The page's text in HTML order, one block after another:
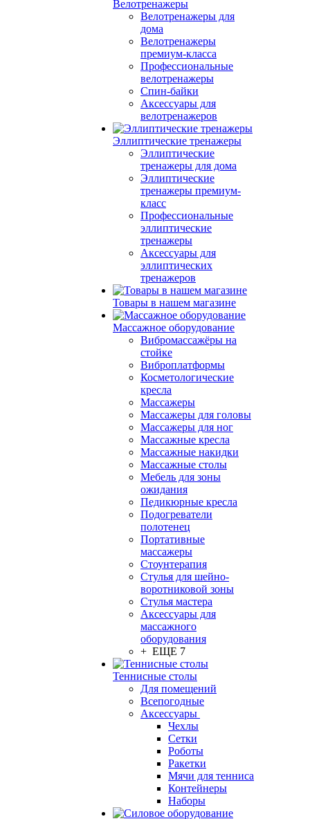
Велотренажеры
Велотренажеры для
дома
Велотренажеры
премиум-класса
Профессиональные
велотренажеры
Спин-байки
Аксессуары для
велотренажеров
Эллиптические тренажеры
Эллиптические
тренажеры для дома
Эллиптические
тренажеры премиум-
класс
Профессиональные
эллиптические
тренажеры
Аксессуары для
эллиптических
тренажеров
Товары в нашем магазине
Массажное оборудование
Вибромассажёры на
стойке
Виброплатформы
Косметологические
кресла
Массажеры
Массажеры для головы
Массажеры для ног
Массажные кресла
Массажные накидки
Массажные столы
Мебель для зоны
ожидания
Педикюрные кресла
Подогреватели
полотенец
Портативные
массажеры
Стоунтерапия
Стулья для шейно-
воротниковой зоны
Стулья мастера
Аксессуары для
массажного
оборудования
+ ЕЩЕ 7
Теннисные столы
Для помещений
Всепогодные
Аксессуары
Чехлы
Сетки
Роботы
Ракетки
Мячи для тенниса
Контейнеры
Наборы